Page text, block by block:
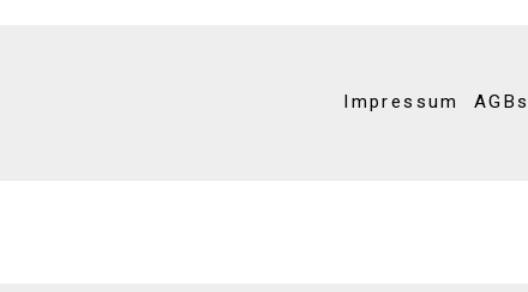
Impressum AGBs